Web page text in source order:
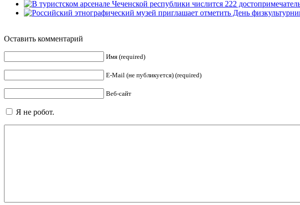
Оставить комментарий
Имя (required)
E-Mail (не публикуется) (required)
Веб-сайт
Я не робот.